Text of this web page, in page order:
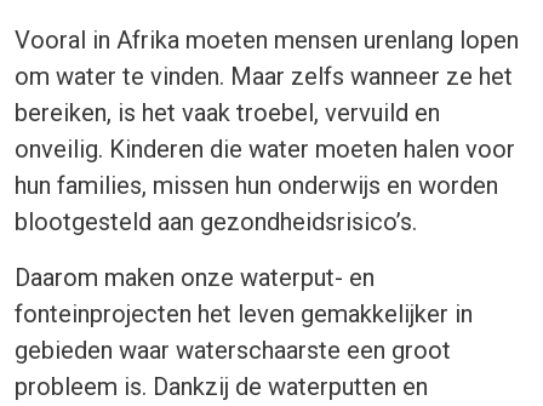
Vooral in Afrika moeten mensen urenlang lopen
om water te vinden. Maar zelfs wanneer ze het
bereiken, is het vaak troebel, vervuild en
onveilig. Kinderen die water moeten halen voor
hun families, missen hun onderwijs en worden
blootgesteld aan gezondheidsrisico’s.
Daarom maken onze waterput- en
fonteinprojecten het leven gemakkelijker in
gebieden waar waterschaarste een groot
probleem is. Dankzij de waterputten en